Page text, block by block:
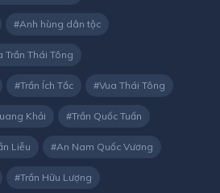
Anh hùng dân tộc
Trần Thái Tông
Trần Ích Tắc Vua Thái Tông
Khải Trần Quốc Tuấn
Liễu An Nam Quốc Vương
Trần Hữu Lượng